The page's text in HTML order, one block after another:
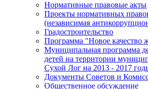
Нормативные правовые акты
Проекты нормативных
(независимая
Градостроительство
Программа "Новое качество
Муниципальная программа
детей на территории
Сухой Лог на 2013 - 2017
Документы Советов и
Общественное обсуждение